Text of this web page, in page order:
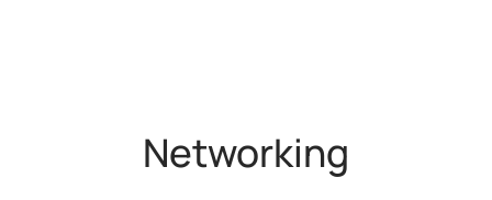
Networking